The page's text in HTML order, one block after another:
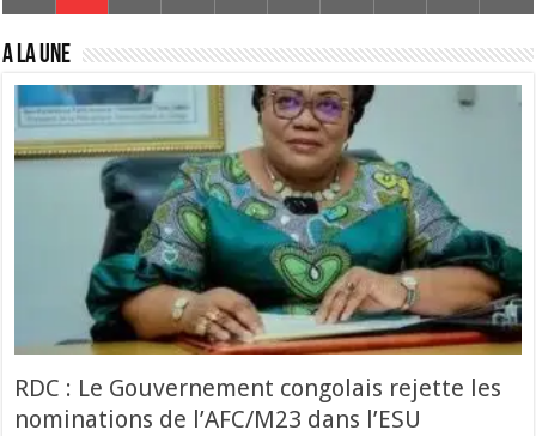
A La Une
RDC : Le Gouvernement congolais rejette les
nominations de l’AFC/M23 dans l’ESU